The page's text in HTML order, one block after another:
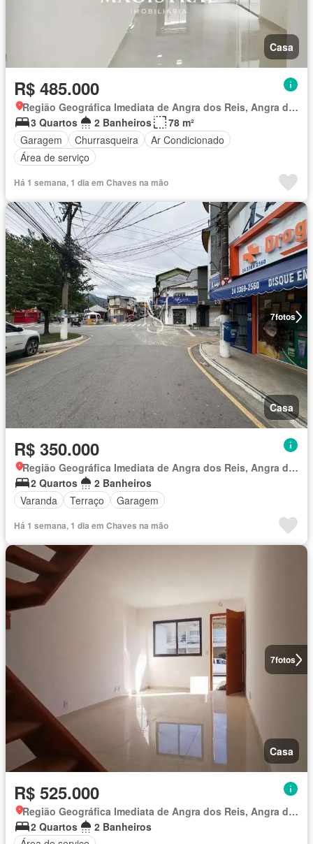
Casa
R$ 485.000
Região Geográfica Imediata de Angra dos Reis, Angra dos Reis
3 Quartos
2 Banheiros
78 m²
Garagem
Churrasqueira
Ar Condicionado
Área de serviço
Há 1 semana, 1 dia em Chaves na mão
7fotos
Casa
R$ 350.000
Região Geográfica Imediata de Angra dos Reis, Angra dos Reis
2 Quartos
2 Banheiros
Varanda
Terraço Garagem
Há 1 semana, 1 dia em Chaves na mão
7fotos
Casa
R$ 525.000
Região Geográfica Imediata de Angra dos Reis, Angra dos Reis
2 Quartos
2 Banheiros